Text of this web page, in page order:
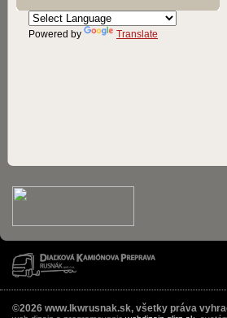
Powered by Translate
©2026 www.lkwrusnak.sk, všetky práva